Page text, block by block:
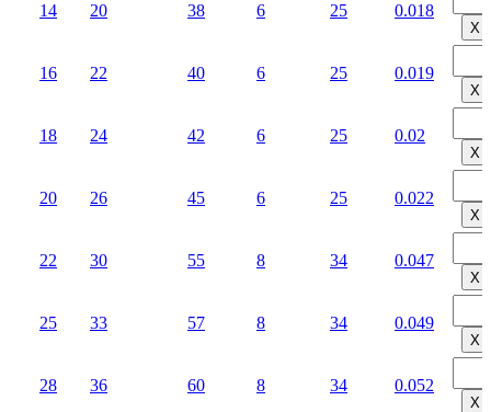
14 20 38 6 25 0.018
Х
16 22 40 6 25 0.019
Х
18 24 42 6 25 0.02
Х
20 26 45 6 25 0.022
Х
22 30 55 8 34 0.047
Х
25 33 57 8 34 0.049
Х
28 36 60 8 34 0.052
Х